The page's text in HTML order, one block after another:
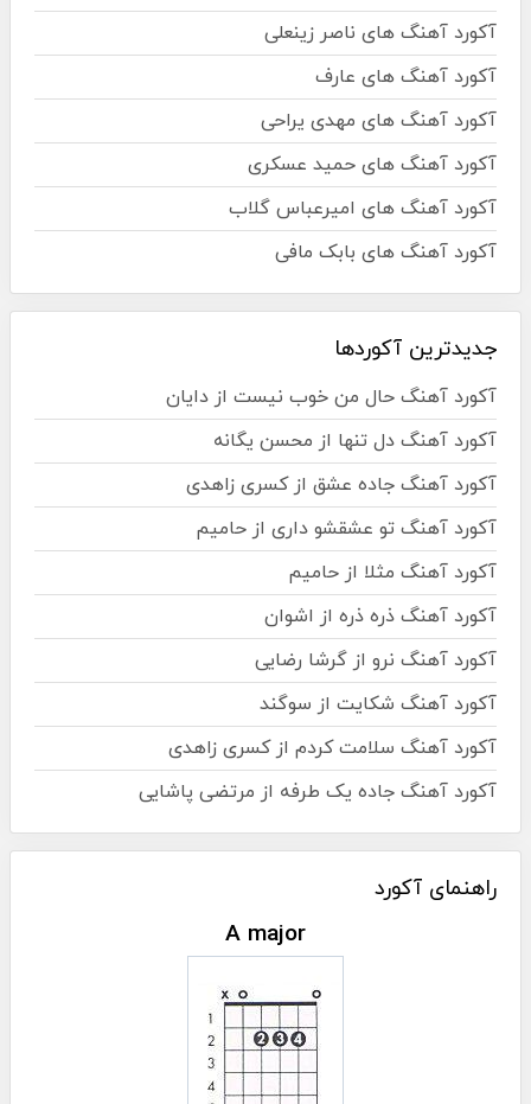
آکورد آهنگ های ناصر زینعلی
آکورد آهنگ های عارف
آکورد آهنگ های مهدی یراحی
آکورد آهنگ های حمید عسکری
آکورد آهنگ های امیرعباس گلاب
آکورد آهنگ های بابک مافی
جدیدترین آکوردها
آکورد آهنگ حال من خوب نیست از دایان
آکورد آهنگ دل تنها از محسن یگانه
آکورد آهنگ جاده عشق از کسری زاهدی
آکورد آهنگ تو عشقشو داری از حامیم
آکورد آهنگ مثلا از حامیم
آکورد آهنگ ذره ذره از اشوان
آکورد آهنگ نرو از گرشا رضایی
آکورد آهنگ شکایت از سوگند
آکورد آهنگ سلامت کردم از کسری زاهدی
آکورد آهنگ جاده یک طرفه از مرتضی پاشایی
راهنمای آکورد
A major